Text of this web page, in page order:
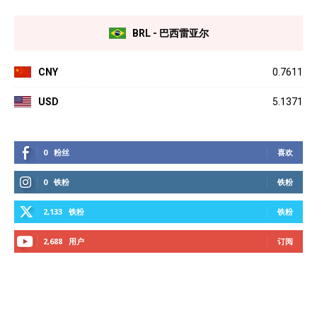
BRL - 巴西雷亚尔
CNY 0.7611
USD 5.1371
0 粉丝 喜欢
0 铁粉 铁粉
2,133 铁粉 铁粉
2,688 用户 订阅